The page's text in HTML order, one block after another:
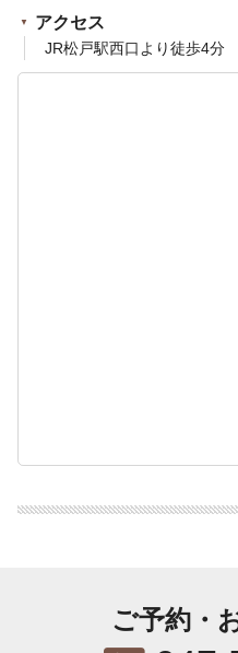
アクセス
JR松戸駅西口より徒歩4分
ご予約・